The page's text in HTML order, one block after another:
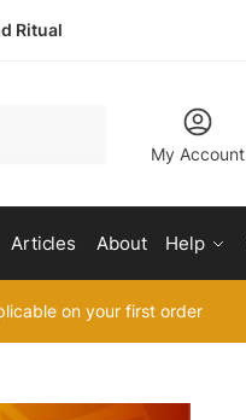
Ritual
My Account
Articles About Help
on your first order